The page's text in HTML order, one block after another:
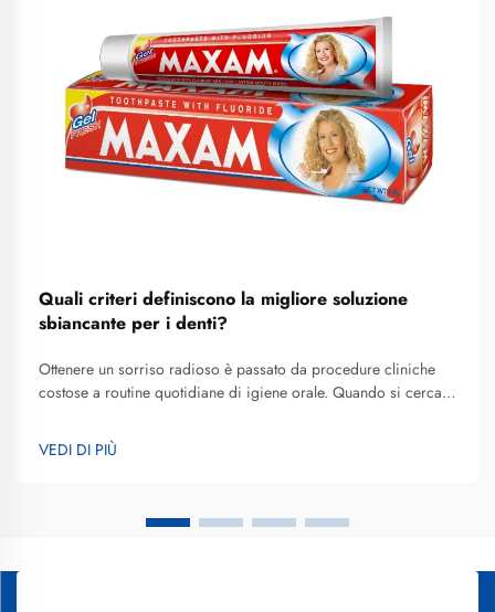
Quali criteri definiscono la migliore soluzione
sbiancante per i denti?
Ottenere un sorriso radioso è passato da procedure cliniche
costose a routine quotidiane di igiene orale. Quando si cerca
vita frenetico, la maggior parte dei consumatori si sta ora
orientando verso strumenti avanzati per lo sbiancamento
VEDI DI PIÙ